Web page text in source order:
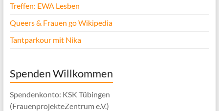
Treffen: EWA Lesben
Queers & Frauen go Wikipedia
Tantparkour mit Nika
Spenden Willkommen
Spendenkonto: KSK Tübingen
(FrauenprojekteZentrum e.V.)